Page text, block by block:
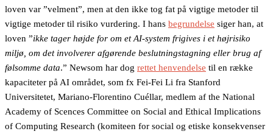
loven var ”velment”, men at den ikke tog fat på vigtige metoder til
vigtige metoder til risiko vurdering. I hans begrundelse siger han, at
loven ”ikke tager højde for om et AI-system frigives i et højrisiko
miljø, om det involverer afgørende beslutningstagning eller brug af
følsomme data.” Newsom har dog rettet henvendelse til en række
kapaciteter på AI området, som fx Fei-Fei Li fra Stanford
Universitetet, Mariano-Florentino Cuéllar, medlem af the National
Academy of Scences Committee on Social and Ethical Implications
of Computing Research (komiteen for social og etiske konsekvenser